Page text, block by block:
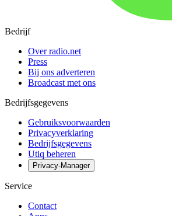
Bedrijf
Over radio.net
Press
Bij ons adverteren
Broadcast met ons
Bedrijfsgegevens
Gebruiksvoorwaarden
Privacyverklaring
Bedrijfsgegevens
Utiq beheren
Privacy-Manager
Service
Contact